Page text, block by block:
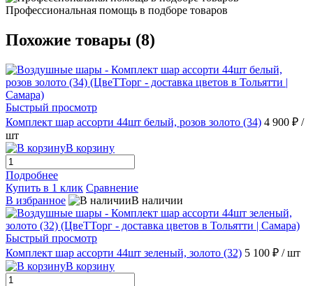
Профессиональная помощь в подборе товаров
Похожие товары (8)
Быстрый просмотр
Комплект шар ассорти 44шт белый, розов золото (34) 4 900 ₽ /
шт
В корзину
Подробнее
Купить в 1 клик Сравнение
В избранное
В наличии
Быстрый просмотр
Комплект шар ассорти 44шт зеленый, золото (32) 5 100 ₽ / шт
В корзину